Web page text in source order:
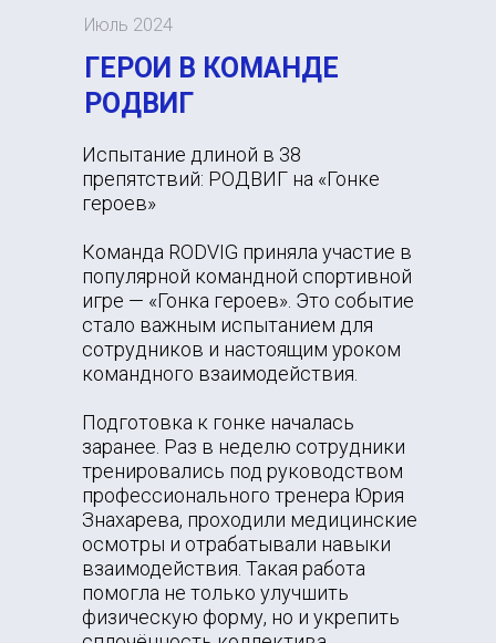
Испытание длиной в 38
препятствий: РОДВИГ на «Гонке
героев»
Команда RODVIG приняла участие в
популярной командной спортивной
игре — «Гонка героев». Это событие
стало важным испытанием для
сотрудников и настоящим уроком
командного взаимодействия.
Подготовка к гонке началась
заранее. Раз в неделю сотрудники
тренировались под руководством
профессионального тренера Юрия
Знахарева, проходили медицинские
осмотры и отрабатывали навыки
взаимодействия. Такая работа
помогла не только улучшить
физическую форму, но и укрепить
ГЕРОИ В КОМАНДЕ
РОДВИГ
Июль 2024